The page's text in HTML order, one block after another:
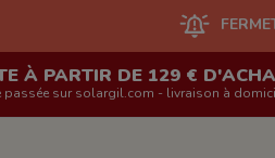
FERMETURE DU
À PARTIR DE 129 €
sur solargil.com - livraison à